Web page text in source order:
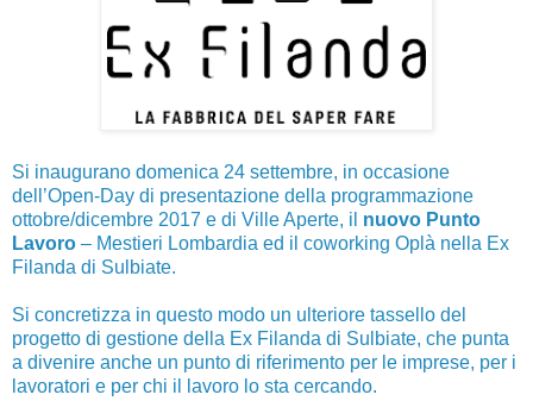
Si inaugurano domenica 24 settembre, in occasione
dell’Open-Day di presentazione della programmazione
ottobre/dicembre 2017 e di Ville Aperte, il nuovo Punto
Lavoro – Mestieri Lombardia ed il coworking Oplà nella Ex
Filanda di Sulbiate.
Si concretizza in questo modo un ulteriore tassello del
progetto di gestione della Ex Filanda di Sulbiate, che punta
a divenire anche un punto di riferimento per le imprese, per i
lavoratori e per chi il lavoro lo sta cercando.